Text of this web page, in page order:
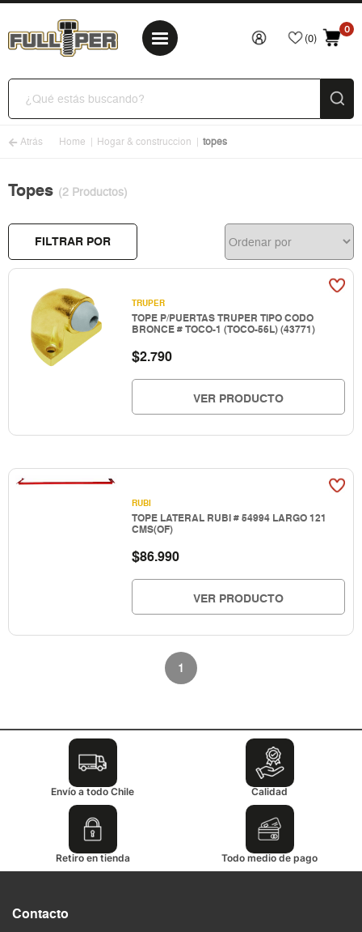
(0)
0
Atrás Home Hogar & construccion topes
Topes (2 Productos)
FILTRAR POR
TRUPER
TOPE P/PUERTAS TRUPER TIPO CODO
BRONCE # TOCO-1 (TOCO-56L) (43771)
$2.790
VER PRODUCTO
RUBI
TOPE LATERAL RUBI # 54994 LARGO 121
CMS(OF)
$86.990
VER PRODUCTO
1
Envío a todo Chile Calidad
Retiro en tienda Todo medio de pago
Contacto